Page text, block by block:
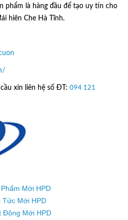
phẩm là hàng đầu để tạo uy tín cho
hiên Che Hà Tĩnh.
xin liên hệ số ĐT: 094 121
Phẩm Mới HPD
Tức Mới HPD
Động Mới HPD